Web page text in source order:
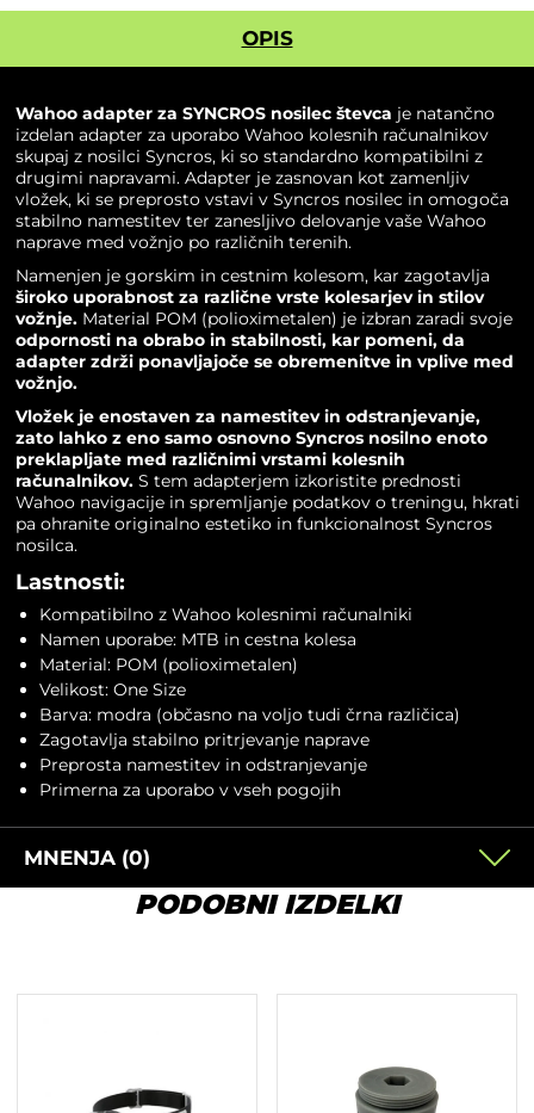
OPIS
Wahoo adapter za SYNCROS nosilec števca je natančno
izdelan adapter za uporabo Wahoo kolesnih računalnikov
skupaj z nosilci Syncros, ki so standardno kompatibilni z
drugimi napravami. Adapter je zasnovan kot zamenljiv
vložek, ki se preprosto vstavi v Syncros nosilecin omogoča
stabilno namestitev ter zanesljivo delovanje vaše Wahoo
naprave med vožnjo po različnih terenih.
Namenjen je gorskim in cestnim kolesom, kar zagotavlja
široko uporabnost za različne vrste kolesarjev in stilov
vožnje.Material POM (polioximetalen) je izbran zaradi svoje
odpornosti na obrabo in stabilnosti, kar pomeni, da
adapter zdrži ponavljajoče se obremenitve in vplive med
vožnjo.
Vložek je enostaven za namestitev in odstranjevanje,
zato lahko z eno samo osnovno Syncros nosilno enoto
preklapljate med različnimi vrstami kolesnih
računalnikov.S tem adapterjem izkoristite prednosti
Wahoo navigacije in spremljanje podatkov o treningu, hkrati
pa ohranite originalno estetiko in funkcionalnost Syncros
nosilca.
Lastnosti:
Kompatibilno z Wahoo kolesnimi računalniki
Namen uporabe: MTB in cestna kolesa
Material: POM (polioximetalen)
Velikost: One Size
Barva: modra (občasno na voljo tudi črna različica)
Zagotavlja stabilno pritrjevanje naprave
Preprosta namestitev in odstranjevanje
Primerna za uporabo v vseh pogojih
MNENJA (0)
PODOBNI IZDELKI